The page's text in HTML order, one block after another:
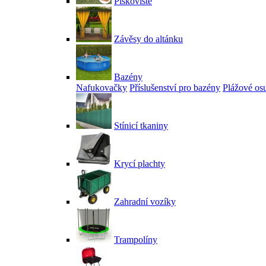
Závěsy do altánku
Bazény
Nafukovačky Příslušenství pro bazény Plážové
Stínicí tkaniny
Krycí plachty
Zahradní vozíky
Trampolíny